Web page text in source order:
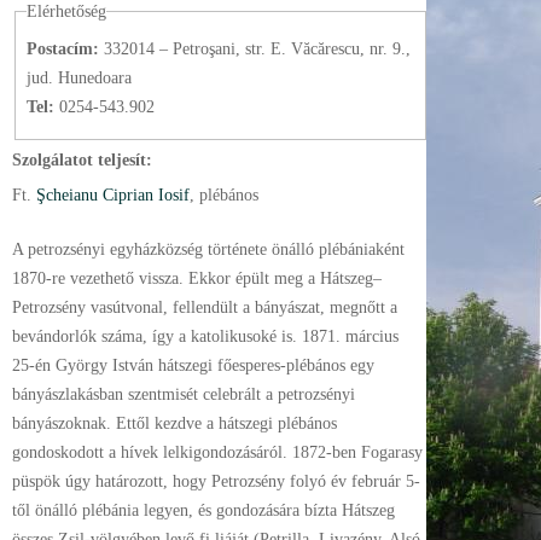
Elérhetőség
Postacím: 332014 – Petroşani, str. E. Văcărescu, nr. 9.,
jud. Hunedoara
Tel: 0254-543.902
Szolgálatot teljesít:
Ft. Şcheianu Ciprian Iosif , plébános
A petrozsényi egyházközség története önálló plébániaként
1870-re vezethető vissza. Ekkor épült meg a Hátszeg–
Petrozsény vasútvonal, fellendült a bányászat, megnőtt a
bevándorlók száma, így a katolikusoké is. 1871. március
25-én György István hátszegi főesperes-plébános egy
bányászlakásban szentmisét celebrált a petrozsényi
bányászoknak. Ettől kezdve a hátszegi plébános
gondoskodott a hívek lelkigondozásáról. 1872-ben Fogarasy
püspök úgy határozott, hogy Petrozsény folyó év február 5-
től önálló plébánia legyen, és gondozására bízta Hátszeg